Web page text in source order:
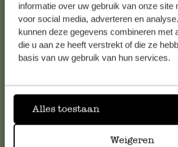
informatie over uw gebruik van onze site
voor social media, adverteren en
kunnen deze gegevens combineren met
die u aan ze heeft verstrekt of die ze
basis van uw gebruik van hun services.
Alles toestaan
Weigeren
Service clientèle
Pour toute question ou demande de conseil
nos réponses auxquestions les plus